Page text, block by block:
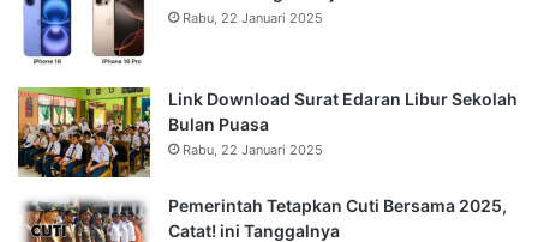
Rabu, 22 Januari 2025
Link Download Surat Edaran Libur Sekolah
Bulan Puasa
Rabu, 22 Januari 2025
Pemerintah Tetapkan Cuti Bersama 2025,
Catat! ini Tanggalnya